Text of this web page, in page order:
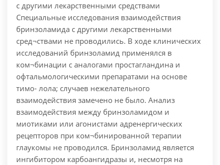
с другими лекарственными средствами
Специальные исследования взаимодействия
бринзоламида с другими лекарственными
сред¬ствами не проводились. В ходе клинических
исследований бринзоламид применялся в
ком¬бинации с аналогами простагландина и
офтальмологическими препаратами на основе
тимо- лола; случаев нежелательного
взаимодействия замечено не было. Анализ
взаимодействия между бринзоламидом и
миотиками или агонистами адренергических
рецепторов при ком¬бинированной терапии
глаукомы не проводился. Бринзоламид является
ингибитором карбоангидразы и, несмотря на